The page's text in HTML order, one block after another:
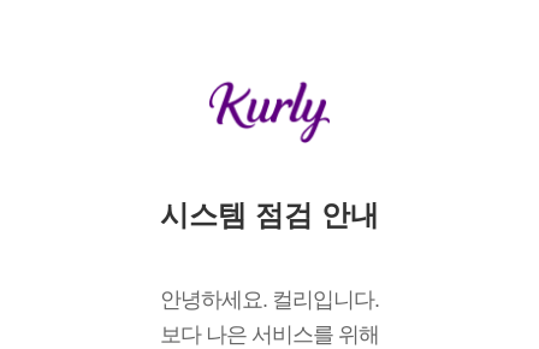
시스템 점검 안내
안녕하세요. 컬리입니다.
보다 나은 서비스를 위해